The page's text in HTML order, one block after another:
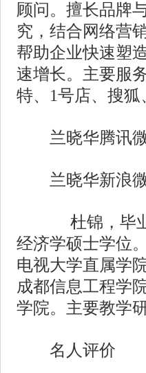
顾问。擅长品牌
究，结合网络营
帮助企业快速塑
速增长。主要服
特、1号店、搜狐
兰晓华腾讯微
兰晓华新浪微
杜锦，毕业于
经济学硕士学位
电视大学直属学
成都信息工程学
学院。主要教学
名人评价